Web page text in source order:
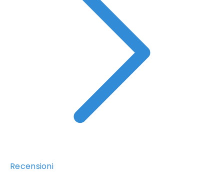
Recensioni